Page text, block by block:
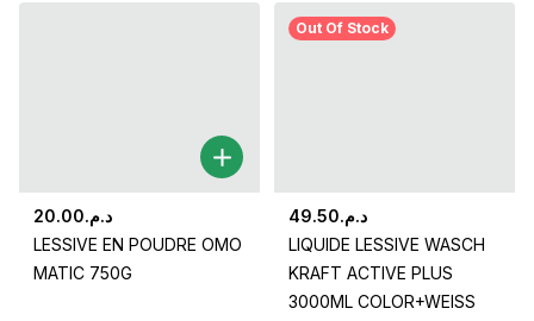
د.م.20.00
LESSIVE EN POUDRE OMO
MATIC 750G
Out Of Stock
د.م.49.50
LIQUIDE LESSIVE WASCH
KRAFT ACTIVE PLUS
3000ML COLOR+WEISS